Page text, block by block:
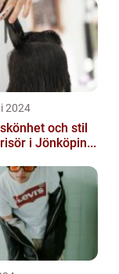
2024
och stil
i Jönköpin...